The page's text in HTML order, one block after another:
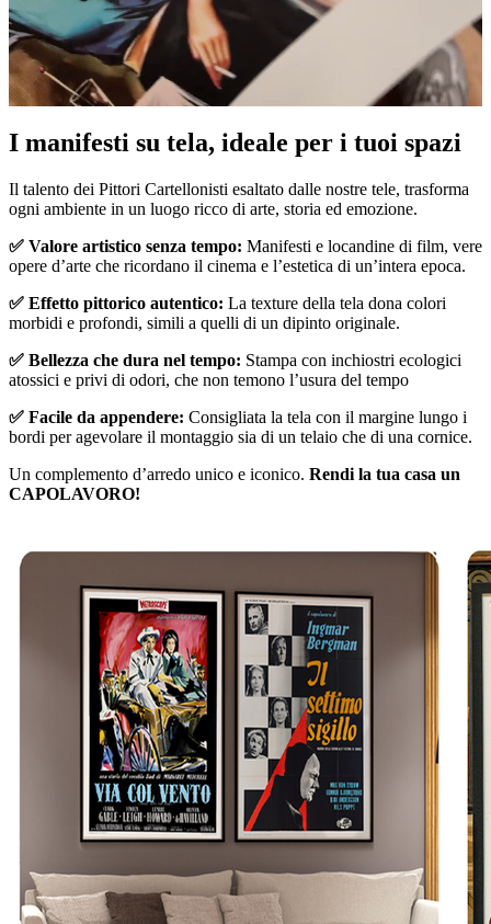
Pause
I manifesti su tela, ideale per i tuoi spazi
Il talento dei Pittori Cartellonisti esaltato dalle nostre tele, trasforma
ogni ambiente in un luogo ricco di arte, storia ed emozione.
✅ Valore artistico senza tempo: Manifesti e locandine di film, vere
opere d’arte che ricordano il cinema e l’estetica di un’intera epoca.
✅ Effetto pittorico autentico: La texture della tela dona colori
morbidi e profondi, simili a quelli di un dipinto originale.
✅ Bellezza che dura nel tempo: Stampa con inchiostri ecologici
atossici e privi di odori, che non temono l’usura del tempo
✅ Facile da appendere: Consigliata la tela con il margine lungo i
bordi per agevolare il montaggio sia di un telaio che di una cornice.
Un complemento d’arredo unico e iconico. Rendi la tua casa un
CAPOLAVORO!